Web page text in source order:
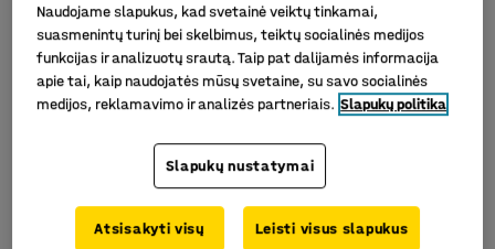
615.-€
Be PVM
PIRKTI 319.-€
Be PVM
PIRKTI
Naudojame slapukus, kad svetainė veiktų tinkamai,
suasmenintų turinį bei skelbimus, teiktų socialinės medijos
funkcijas ir analizuotų srautą. Taip pat dalijamės informacija
apie tai, kaip naudojatės mūsų svetaine, su savo socialinės
medijos, reklamavimo ir analizės partneriais. Slapukų politika
Slapukų nustatymai
Atsisakyti visų Leisti visus slapukus